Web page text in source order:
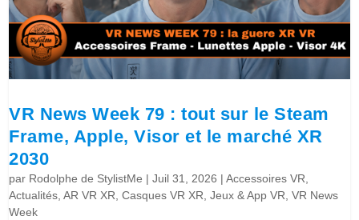
VR News Week 79 : tout sur le Steam
Frame, Apple, Visor et le marché XR
2030
par Rodolphe de StylistMe |Juil 31, 2026 |Accessoires VR,
Actualités,AR VR XR,Casques VR XR,Jeux & App VR,VR News
Week